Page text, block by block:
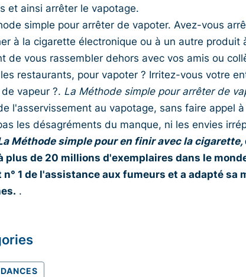
et ainsi arrêter le vapotage.
simple pour arrêter de vapoter. Avez-vous
à la cigarette électronique ou à un autre produit
de vous rassembler dehors avec vos amis ou
restaurants, pour vapoter ? Irritez-vous votre
vapeur ?. La Méthode simple pour arrêter de
l'asservissement au vapotage, sans faire appel
les désagréments du manque, ni les envies
Méthode simple pour en finir avec la cigarette,
plus de 20 millions d'exemplaires dans le
1 de l'assistance aux fumeurs et a adapté sa
.